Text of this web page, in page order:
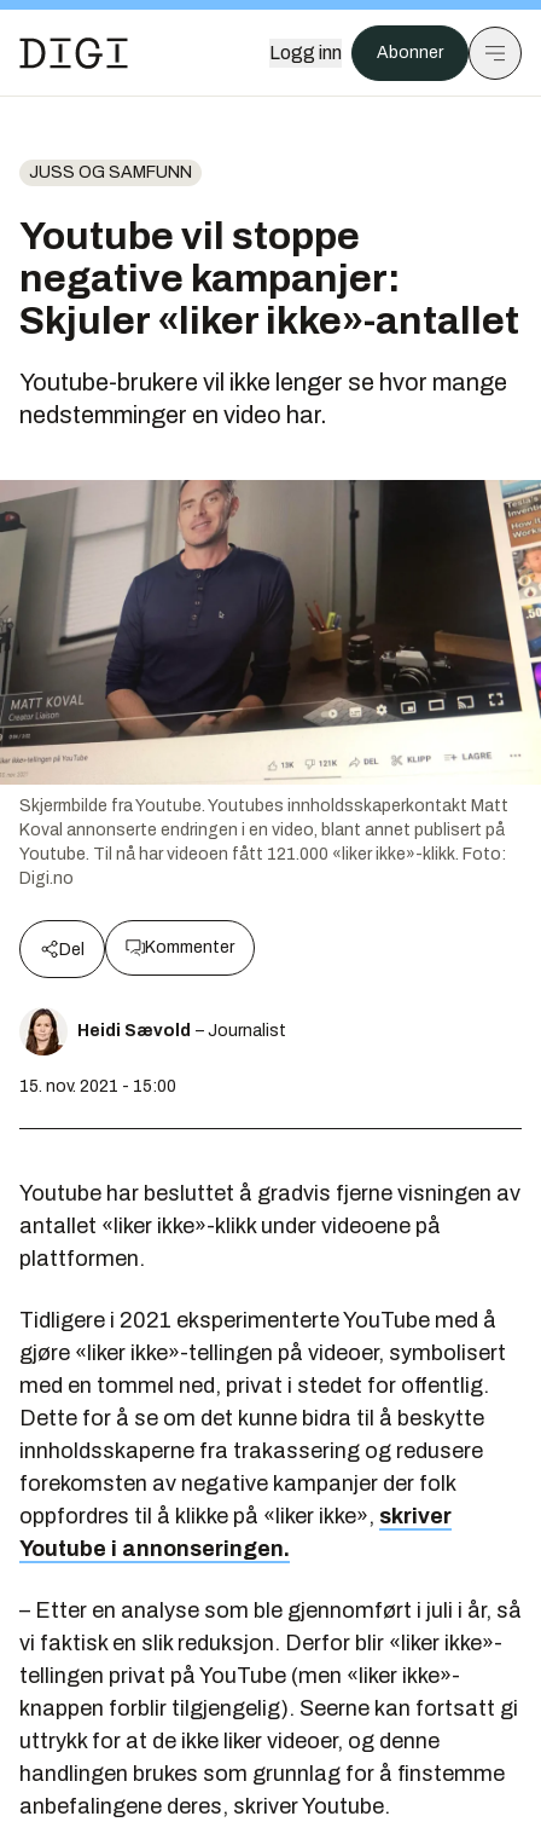
Logg inn Abonner
JUSS OG SAMFUNN
Youtube vil stoppe
negative kampanjer:
Skjuler «liker ikke»-antallet
Youtube-brukere vil ikke lenger se hvor mange
nedstemminger en video har.
Skjermbilde fra Youtube. Youtubes innholdsskaperkontakt Matt
Koval annonserte endringen i en video, blant annet publisert på
Youtube. Til nå har videoen fått 121.000 «liker ikke»-klikk. Foto:
Digi.no
Del Kommenter
Heidi Sævold – Journalist
15. nov. 2021 - 15:00
Youtube har besluttet å gradvis fjerne visningen av
antallet «liker ikke»-klikk under videoene på
plattformen.
Tidligere i 2021 eksperimenterte YouTube med å
gjøre «liker ikke»-tellingen på videoer, symbolisert
med en tommel ned, privat i stedet for offentlig.
Dette for å se om det kunne bidra til å beskytte
innholdsskaperne fra trakassering og redusere
forekomsten av negative kampanjer der folk
oppfordres til å klikke på «liker ikke», skriver
Youtube i annonseringen.
– Etter en analyse som ble gjennomført i juli i år, så
vi faktisk en slik reduksjon. Derfor blir «liker ikke»-
tellingen privat på YouTube (men «liker ikke»-
knappen forblir tilgjengelig). Seerne kan fortsatt gi
uttrykk for at de ikke liker videoer, og denne
handlingen brukes som grunnlag for å finstemme
anbefalingene deres, skriver Youtube.